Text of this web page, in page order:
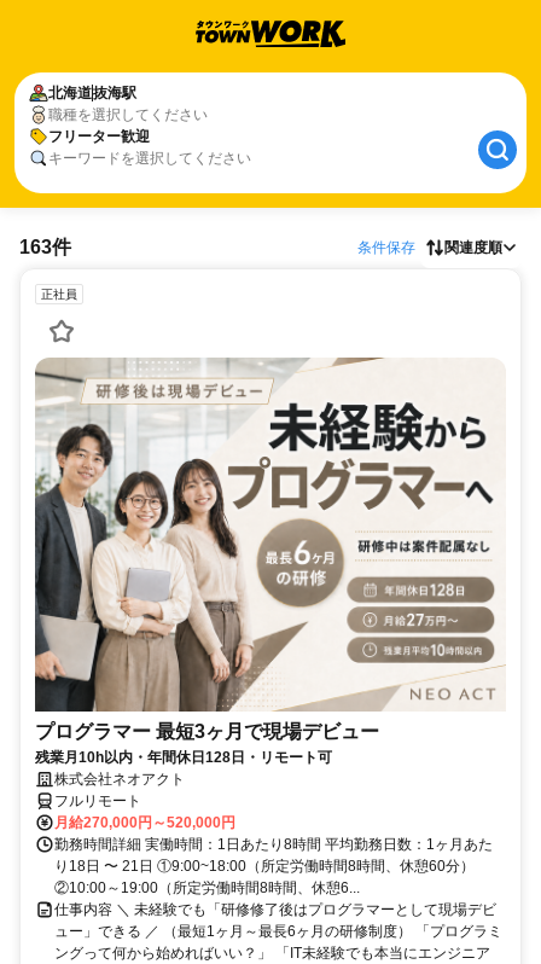
北海道抜海駅
職種を選択してください
フリーター歓迎
キーワードを選択してください
163件 条件保存 関連度順
正社員
プログラマー 最短3ヶ月で現場デビュー
残業月10h以内・年間休日128日・リモート可
株式会社ネオアクト
フルリモート
月給270,000円～520,000円
勤務時間詳細 実働時間：1日あたり8時間 平均勤務日数：1ヶ月あた
り18日 〜 21日 ①9:00~18:00（所定労働時間8時間、休憩60分）
②10:00～19:00（所定労働時間8時間、休憩6...
仕事内容 ＼ 未経験でも「研修修了後はプログラマーとして現場デビ
ュー」できる ／ （最短1ヶ月～最長6ヶ月の研修制度） 「プログラミ
ングって何から始めればいい？」 「IT未経験でも本当にエンジニア